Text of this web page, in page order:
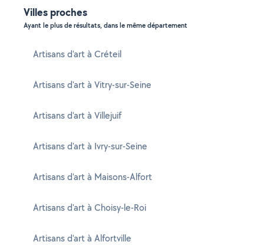
Villes proches
Ayant le plus de résultats, dans le même département
Artisans d'art à Créteil
Artisans d'art à Vitry-sur-Seine
Artisans d'art à Villejuif
Artisans d'art à Ivry-sur-Seine
Artisans d'art à Maisons-Alfort
Artisans d'art à Choisy-le-Roi
Artisans d'art à Alfortville